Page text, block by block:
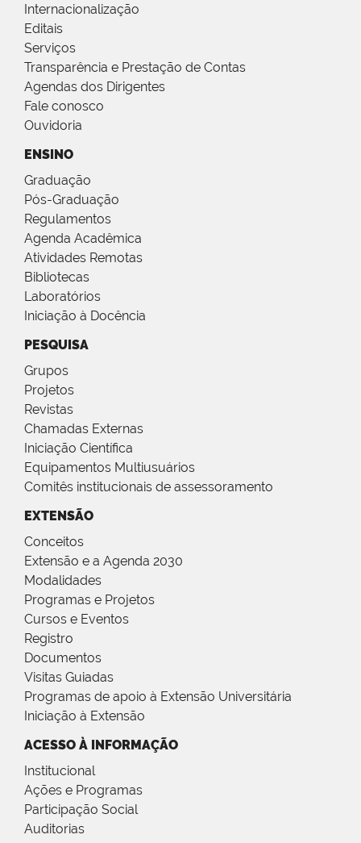
Internacionalização
Editais
Serviços
Transparência e Prestação de Contas
Agendas dos Dirigentes
Fale conosco
Ouvidoria
ENSINO
Graduação
Pós-Graduação
Regulamentos
Agenda Acadêmica
Atividades Remotas
Bibliotecas
Laboratórios
Iniciação à Docência
PESQUISA
Grupos
Projetos
Revistas
Chamadas Externas
Iniciação Científica
Equipamentos Multiusuários
Comitês institucionais de assessoramento
EXTENSÃO
Conceitos
Extensão e a Agenda 2030
Modalidades
Programas e Projetos
Cursos e Eventos
Registro
Documentos
Visitas Guiadas
Programas de apoio à Extensão Universitária
Iniciação à Extensão
ACESSO À INFORMAÇÃO
Institucional
Ações e Programas
Participação Social
Auditorias